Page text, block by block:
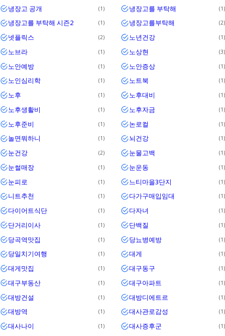
냉장고 공개 1 냉장고를 부탁해 1
냉장고를 부탁해 시즌2 1 냉장고를부탁해 2
넷플릭스 2 노년건강 1
노브라 1 노상현 3
노안예방 1 노안증상 1
노인심리학 1 노트북 1
노후 1 노후대비 1
노후생활비 1 노후자금 1
노후준비 1 논로컬 1
놀면뭐하니 1 뇌건강 1
눈건강 2 눈물고백 1
눈썰매장 1 눈운동 1
눈피로 1 느티마을3단지 1
니트추천 1 다가구매입임대 1
다이어트식단 1 다자녀 1
단거리이사 1 단백질 1
당곡역맛집 1 당뇨병예방 1
당일치기여행 1 대게 1
대게맛집 1 대구동구 1
대구부동산 1 대구아파트 1
대방건설 1 대방디에트르 1
대방역 1 대사관로감성 1
대사나이 1 대사증후군 1